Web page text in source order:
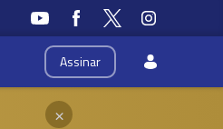
Assinar
×